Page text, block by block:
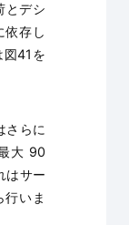
とデシ
依存し
図41を
さらに
大 90
はサー
行いま